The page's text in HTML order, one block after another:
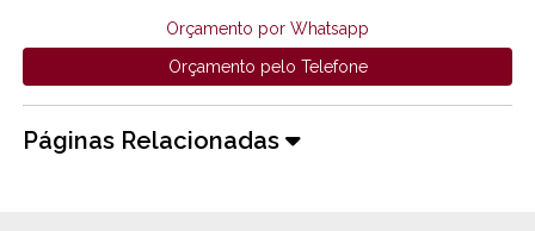
Orçamento por Whatsapp
Orçamento pelo Telefone
Páginas Relacionadas